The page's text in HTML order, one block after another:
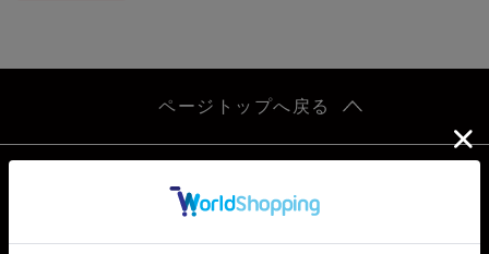
ページトップへ戻る
WOMEN MEN